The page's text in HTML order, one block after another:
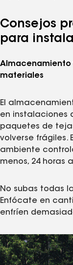
Consejos
para
materiales
El
en instalaciones
paquetes de
volverse frágiles.
ambiente
menos, 24 horas
No subas todas
Enfócate en
enfríen